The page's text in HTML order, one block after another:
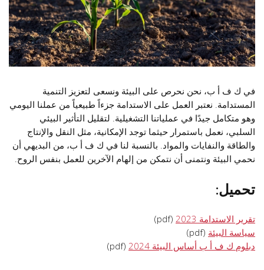
في ك ف أ ب، نحن نحرص على البيئة ونسعى لتعزيز التنمية
المستدامة. نعتبر العمل على الاستدامة جزءاً طبيعياً من عملنا اليومي
وهو متكامل جيدًا في عملياتنا التشغيلية. لتقليل التأثير البيئي
السلبي، نعمل باستمرار حيثما توجد الإمكانية، مثل النقل والإنتاج
والطاقة والنفايات والمواد. بالنسبة لنا في ك ف أ ب، من البديهي أن
نحمي البيئة ونتمنى أن نتمكن من إلهام الآخرين للعمل بنفس الروح.
تحميل:
تقرير الاستدامة 2023
(pdf)
سياسة البيئة (pdf)
دبلوم ك ف أ ب أساس البيئة 2024
(pdf)